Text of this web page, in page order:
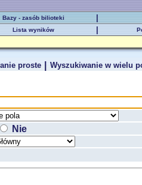
Bazy - zasób bilioteki
Lista wyników
proste Wyszukiwanie w wielu
Nie